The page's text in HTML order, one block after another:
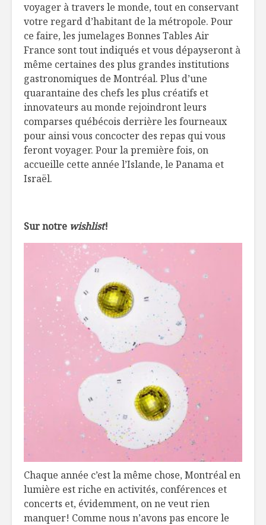
voyager à travers le monde, tout en conservant
votre regard d’habitant de la métropole. Pour
ce faire, les jumelages Bonnes Tables Air
France sont tout indiqués et vous dépayseront à
même certaines des plus grandes institutions
gastronomiques de Montréal. Plus d’une
quarantaine des chefs les plus créatifs et
innovateurs au monde rejoindront leurs
comparses québécois derrière les fourneaux
pour ainsi vous concocter des repas qui vous
feront voyager. Pour la première fois, on
accueille cette année l’Islande, le Panama et
Israël.
Sur notre wishlist!
Chaque année c’est la même chose, Montréal en
lumière est riche en activités, conférences et
concerts et, évidemment, on ne veut rien
manquer! Comme nous n’avons pas encore le
Pancake allemande
salée, tomate,
truite fumée et
avocat
Pâté chinois de riz
et poulet
au bout
Tomates